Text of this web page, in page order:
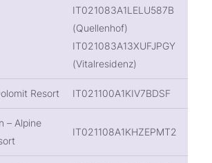
IT021083A1LELU587B
(Quellenhof)
IT021083A13XUFJPGY
(Vitalresidenz)
Resort IT021100A1KIV7BDSF
– Alpine
IT021108A1KHZEPMT2